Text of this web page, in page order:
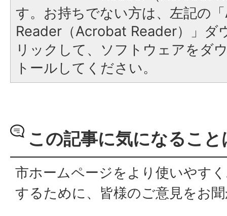
す。お持ちでない方は、左記の
Reader（Acrobat Reader）」ダ
リックして、ソフトウェアをダ
トールしてください。
この記事に気になるこ
市ホームページをより使いやす
するために、皆様のご意見をお